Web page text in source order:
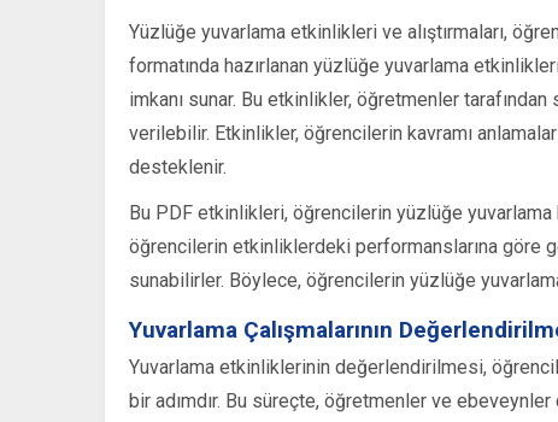
Yüzlüğe yuvarlama etkinlikleri ve alıştırmaları,
formatında hazırlanan yüzlüğe yuvarlama
imkanı sunar. Bu etkinlikler, öğretmenler
verilebilir. Etkinlikler, öğrencilerin kavramı
desteklenir.
Bu PDF etkinlikleri, öğrencilerin yüzlüğe
öğrencilerin etkinliklerdeki performanslarına göre
sunabilirler. Böylece, öğrencilerin yüzlüğe
Yuvarlama Çalışmalarının
Yuvarlama etkinliklerinin değerlendirilmesi,
bir adımdır. Bu süreçte, öğretmenler ve